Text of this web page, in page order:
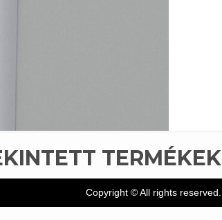
TERMÉKEK
Copyright © All rights reserved.